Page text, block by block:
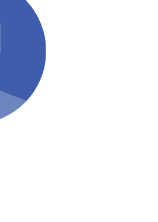
КНИГА В КОМПЛЕКТІ